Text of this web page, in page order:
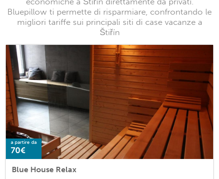
Bluepillow ti permette di risparmiare, confrontando le
migliori tariffe sui principali siti di case vacanze a
Štiřín
a partire da
70€
Blue House Relax